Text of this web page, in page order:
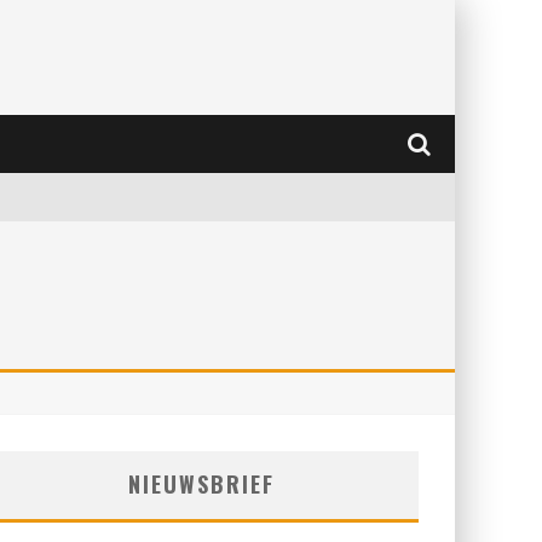
NIEUWSBRIEF